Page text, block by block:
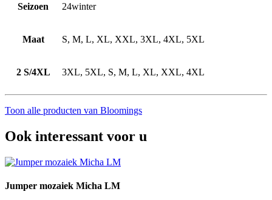
Seizoen 24winter
Maat S, M, L, XL, XXL, 3XL, 4XL, 5XL
2 S/4XL 3XL, 5XL, S, M, L, XL, XXL, 4XL
Toon alle producten van Bloomings
Ook interessant voor u
Jumper mozaiek Micha LM